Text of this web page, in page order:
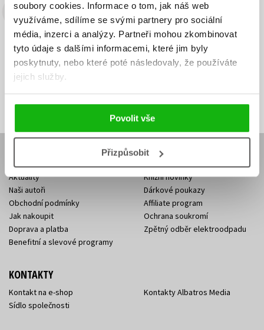
soubory cookies. Informace o tom, jak náš web
využíváme, sdílíme se svými partnery pro sociální
média, inzerci a analýzy. Partneři mohou zkombinovat
tyto údaje s dalšími informacemi, které jim byly
poskytnuty, nebo které poté následovaly, že používáte
jejich služby.
Povolit vše
Přizpůsobit
Budete to vědět jako první!
Zajímá Vás, jaký knižní hit právě vychází, na jaké zboží je výhodná
sleva, jaká běží soutěž o ceny? Přihlášením k odběru našich e-
mailových novineksouhlasíte se zpracováním osobních údajů.
mailová
adresa
mailová
adresa
Vaše e-mailová adresa Přihlásit se
Aktuality
Naši autoři
Obchodní podmínky
Jak nakoupit
Doprava a platba
Benefitní a slevové programy
Knižní novinky
Dárkové poukazy
Affiliate program
Ochrana soukromí
Zpětný odběr elektroodpadu
KONTAKTY
Kontakt na e-shop
Sídlo společnosti
Kontakty Albatros Media